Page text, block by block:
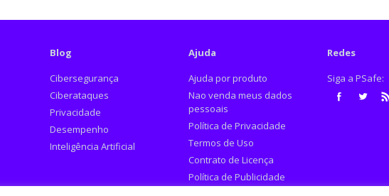
Blog
Cibersegurança
Ciberataques
Privacidade
Desempenho
Inteligência Artificial
Ajuda
Ajuda por produto
Nao venda meus dados
pessoais
Política de Privacidade
Termos de Uso
Contrato de Licença
Política de Publicidade
Redes
Siga a PSafe: